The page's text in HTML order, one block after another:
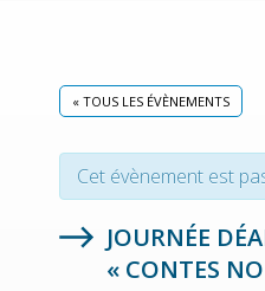
« TOUS LES ÉVÈNEMENTS
Cet évènement est
JOURNÉE
« CONTES